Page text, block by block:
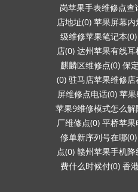
岗苹果手表维修点查
店地址(0) 苹果屏幕
级维修苹果笔记本(0)
店(0) 达州苹果有线耳
麒麟区维修点(0) 保
(0) 驻马店苹果维修店
屏维修点电话(0) 苹
苹果9维修模式怎么解
厂维修点(0) 平桥苹果
修单新序列号在哪(0)
点(0) 赣州苹果手机降
费什么时候付(0) 香